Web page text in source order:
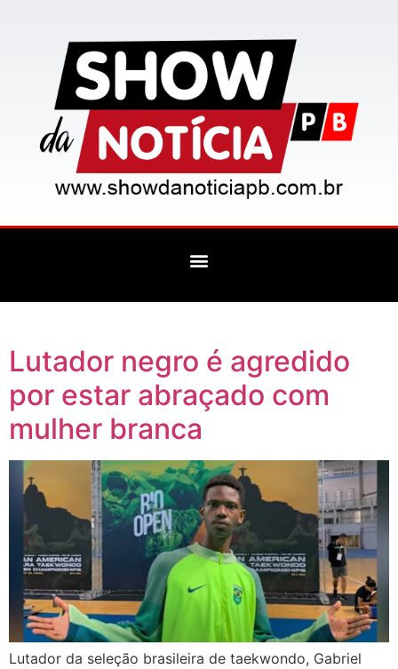
Lutador negro é agredido
por estar abraçado com
mulher branca
Lutador da seleção brasileira de taekwondo, Gabriel